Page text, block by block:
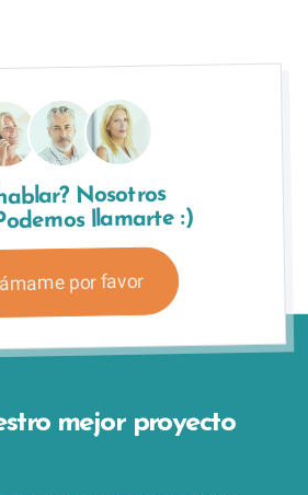
Nosotros
llamarte :)
por favor
mejor proyecto